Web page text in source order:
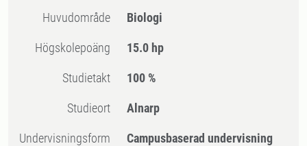
Huvudområde Biologi
högskolepoäng 15.0 hp
Studietakt 100 %
Studieort Alnarp
Undervisningsform Campusbaserad undervisning